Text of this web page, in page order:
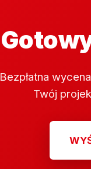
Bezpłatna
Twój